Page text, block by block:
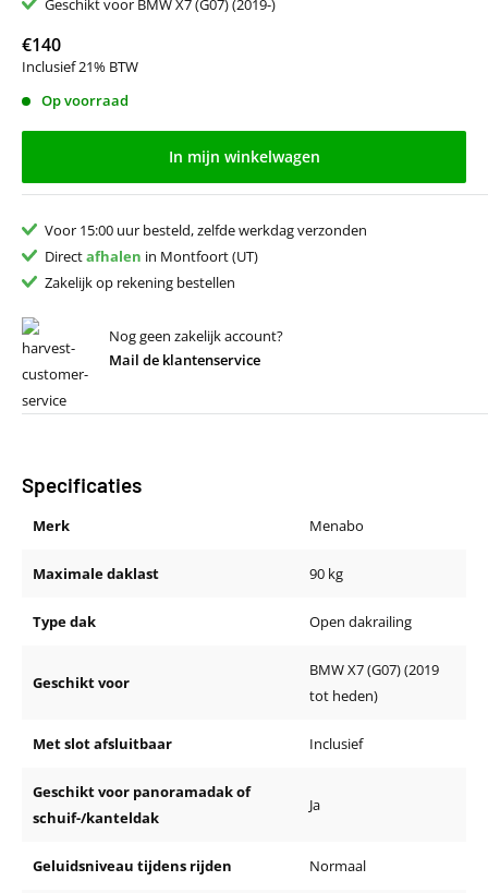
Geschikt voor BMW X7 (G07) (2019-)
€140
Inclusief 21% BTW
Op voorraad
In mijn winkelwagen
Voor 15:00 uur besteld, zelfde werkdag verzonden
Directafhalen in Montfoort (UT)
Zakelijk op rekening bestellen
Nog geen zakelijk account?
Mail de klantenservice
Specificaties
Merk Menabo
Maximale daklast 90 kg
Type dak Open dakrailing
Geschikt voor
BMW X7 (G07) (2019
tot heden)
Met slot afsluitbaar Inclusief
Geschikt voor panoramadak of
schuif-/kanteldak
Ja
Geluidsniveau tijdens rijden Normaal